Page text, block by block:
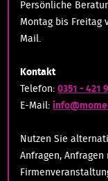
Persönliche
Montag bis Freitag
Mail.
Kontakt
Telefon:0351 - 421
E-Mail:
Nutzen Sie
Anfragen,